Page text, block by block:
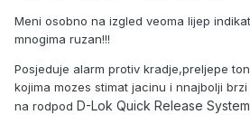
Meni osobno na izgled veoma lijep
mnogima ruzan!!!
Posjeduje alarm protiv kradje,preljepe
kojima mozes stimat jacinu i nnajbolji
na rodpod D-Lok Quick Release System